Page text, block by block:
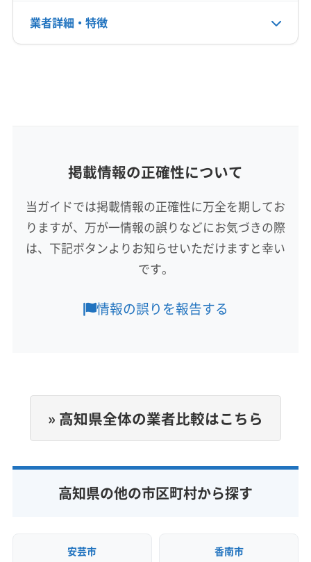
電話番号
非公開
業者詳細・特徴
高知県香南市野市町母代寺435-21
対応地域
安芸郡奈半利町 安芸市 香南市 香美市
高知市
須崎市
土佐市 南国市 安芸郡安田町
安芸郡芸西村
安芸郡東洋町
安芸郡馬路村
不定休
電話番号
非公開
公式サイトなし
掲載情報の正確性について
当ガイドでは掲載情報の正確性に万全を期してお
りますが、万が一情報の誤りなどにお気づきの際
は、下記ボタンよりお知らせいただけますと幸い
です。
情報の誤りを報告する
» 高知県全体の業者比較はこちら
高知県の他の市区町村から探す
安芸市 香南市